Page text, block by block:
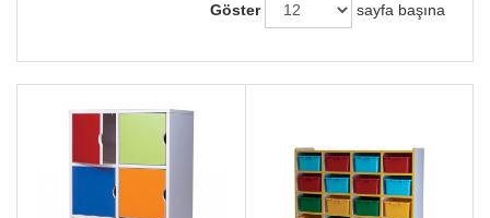
Göster sayfa başına